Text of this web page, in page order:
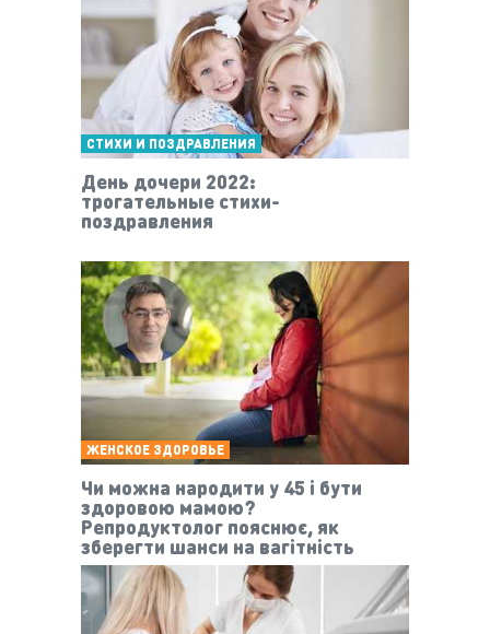
СТИХИ И ПОЗДРАВЛЕНИЯ
День дочери 2022:
трогательные стихи-
поздравления
ЖЕНСКОЕ ЗДОРОВЬЕ
Чи можна народити у 45 і бути
здоровою мамою?
Репродуктолог пояснює, як
зберегти шанси на вагітність